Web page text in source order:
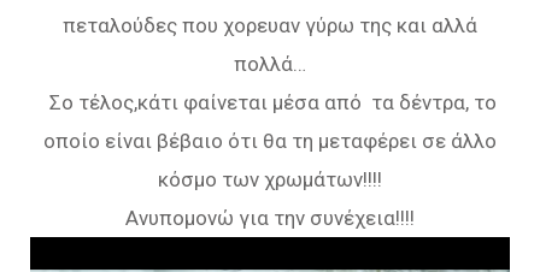
πεταλούδες που χορευαν γύρω της και αλλά
πολλά…
Σο τέλος,κάτι φαίνεται μέσα από τα δέντρα, το
οποίο είναι βέβαιο ότι θα τη μεταφέρει σε άλλο
κόσμο των χρωμάτων!!!!
Ανυπομονώ για την συνέχεια!!!!